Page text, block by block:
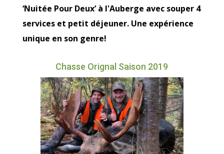
‘Nuitée Pour Deux’ à l'Auberge avec souper 4
services et petit déjeuner. Une expérience
unique en son genre!
Chasse Orignal Saison 2019